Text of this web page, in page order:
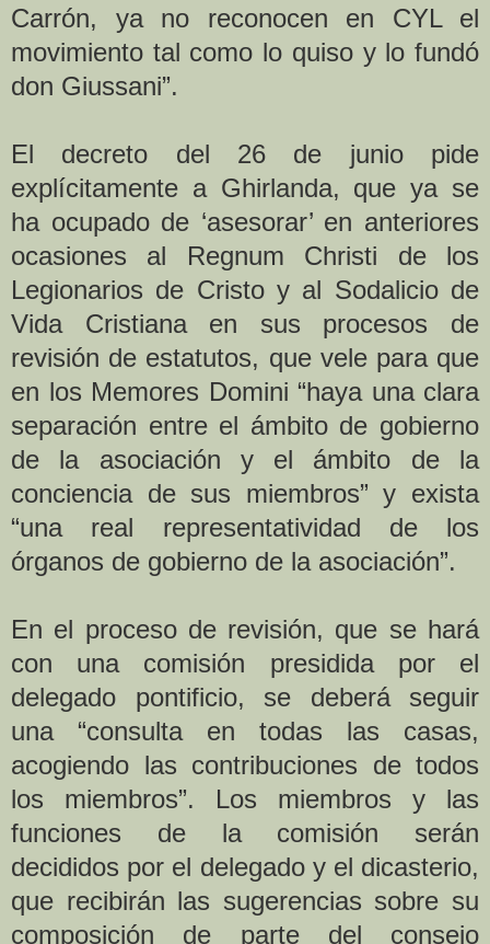
Carrón, ya no reconocen en CYL el
movimiento tal como lo quiso y lo fundó
don Giussani”.
El decreto del 26 de junio pide
explícitamente a Ghirlanda, que ya se
ha ocupado de ‘asesorar’ en anteriores
ocasiones al Regnum Christi de los
Legionarios de Cristo y al Sodalicio de
Vida Cristiana en sus procesos de
revisión de estatutos, que vele para que
en los Memores Domini “haya una clara
separación entre el ámbito de gobierno
de la asociación y el ámbito de la
conciencia de sus miembros” y exista
“una real representatividad de los
órganos de gobierno de la asociación”.
En el proceso de revisión, que se hará
con una comisión presidida por el
delegado pontificio, se deberá seguir
una “consulta en todas las casas,
acogiendo las contribuciones de todos
los miembros”. Los miembros y las
funciones de la comisión serán
decididos por el delegado y el dicasterio,
que recibirán las sugerencias sobre su
composición de parte del consejo